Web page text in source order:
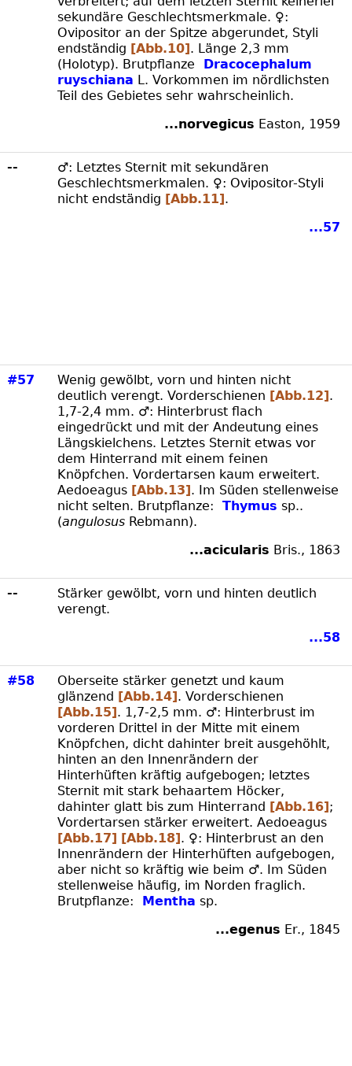
sekundäre Geschlechtsmerkmale. ♀:
Ovipositor an der Spitze abgerundet, Styli
endständig [Abb.10]. Länge 2,3 mm
(Holotyp). Brutpflanze
Dracocephalum
ruyschiana L. Vorkommen im nördlichsten
Teil des Gebietes sehr wahrscheinlich.
...norvegicus Easton, 1959
--
♂: Letztes Sternit mit sekundären
Geschlechtsmerkmalen. ♀: Ovipositor-Styli
nicht endständig [Abb.11].
...57
#57
Wenig gewölbt, vorn und hinten nicht
deutlich verengt. Vorderschienen [Abb.12].
1,7-2,4 mm. ♂: Hinterbrust flach
eingedrückt und mit der Andeutung eines
Längskielchens. Letztes Sternit etwas vor
dem Hinterrand mit einem feinen
Knöpfchen. Vordertarsen kaum erweitert.
Aedoeagus [Abb.13]. Im Süden stellenweise
nicht selten. Brutpflanze:
Thymus sp..
(angulosus Rebmann).
...acicularis Bris., 1863
--
Stärker gewölbt, vorn und hinten deutlich
verengt.
...58
#58
Oberseite stärker genetzt und kaum
glänzend [Abb.14]. Vorderschienen
[Abb.15]. 1,7-2,5 mm. ♂: Hinterbrust im
vorderen Drittel in der Mitte mit einem
Knöpfchen, dicht dahinter breit ausgehöhlt,
hinten an den Innenrändern der
Hinterhüften kräftig aufgebogen; letztes
Sternit mit stark behaartem Höcker,
dahinter glatt bis zum Hinterrand [Abb.16];
Vordertarsen stärker erweitert. Aedoeagus
[Abb.17] [Abb.18]. ♀: Hinterbrust an den
Innenrändern der Hinterhüften aufgebogen,
aber nicht so kräftig wie beim ♂. Im Süden
stellenweise häufig, im Norden fraglich.
Brutpflanze:
Mentha sp.
...egenus Er., 1845